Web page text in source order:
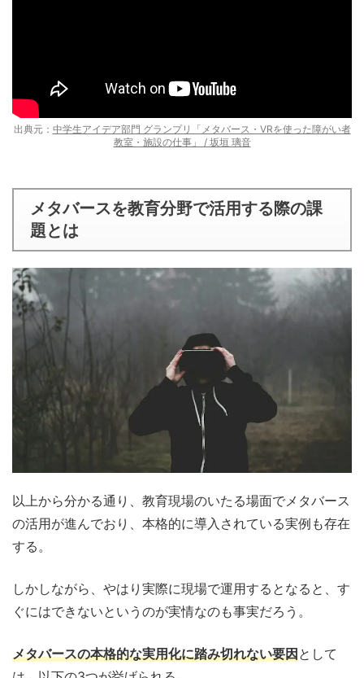
出典元： 中学生アイデア部門 グランプリ「メタバース・VRを使った障がい者
教室・施設の仕事」 / 坂垣 璃音
メタバースを教育分野で活用する際の課
題とは
以上から分かる通り、教育現場のいたる場面でメタバース
の活用が進んでおり、本格的に導入されている実例も存在
する。
しかしながら、やはり実際に現場で運用するとなると、す
ぐにはできないというのが実情なのも事実だろう。
メタバースの本格的な実用化に踏み切れない要因として